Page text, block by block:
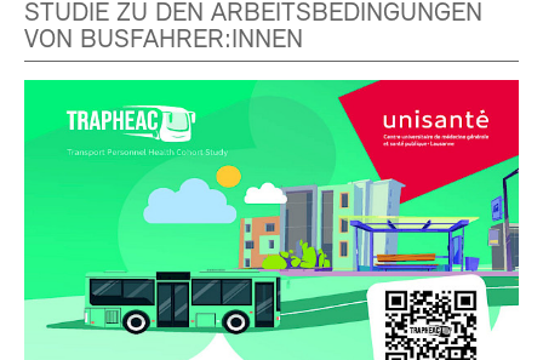
STUDIE ZU DEN ARBEITSBEDINGUNGEN
VON BUSFAHRER:INNEN